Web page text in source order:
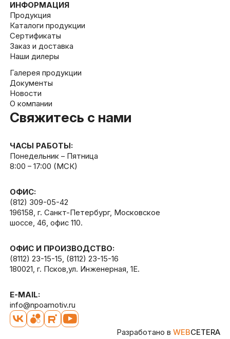
ИНФОРМАЦИЯ
Продукция
Каталоги продукции
Сертификаты
Заказ и доставка
Наши дилеры
Галерея продукции
Документы
Новости
О компании
Свяжитесь с нами
ЧАСЫ РАБОТЫ:
Понедельник – Пятница
8:00 – 17:00 (МСК)
ОФИС:
(812) 309-05-42
196158, г. Санкт-Петербург, Московское
шоссе, 46, офис 110.
ОФИС И ПРОИЗВОДСТВО:
(8112) 23-15-15, (8112) 23-15-16
180021, г. Псков,ул. Инженерная, 1Е.
E-MAIL:
info@npoamotiv.ru
Разработано вWEBCETERA